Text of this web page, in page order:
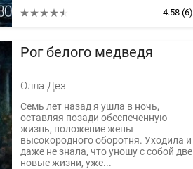
4.58(6)
Рог белого медведя
Олла Дез
Семь лет назад я ушла в ночь,
оставляя позади обеспеченную
жизнь, положение жены
высокородного оборотня. Уходила и
даже не знала, что уношу с собой две
новые жизни, уже...